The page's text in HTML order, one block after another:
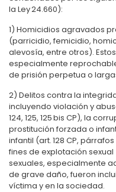
la Ley 24.660):
1) Homicidios agravados
(parricidio, femicidio,
alevosía, entre otros).
especialmente
de prisión perpetua o
2) Delitos contra la
incluyendo violación y
124, 125, 125 bis CP), la
prostitución forzada o
infantil (art. 128 CP,
fines de explotación sexual
sexuales, especialmente
de grave daño, fueron
víctima y en la sociedad.